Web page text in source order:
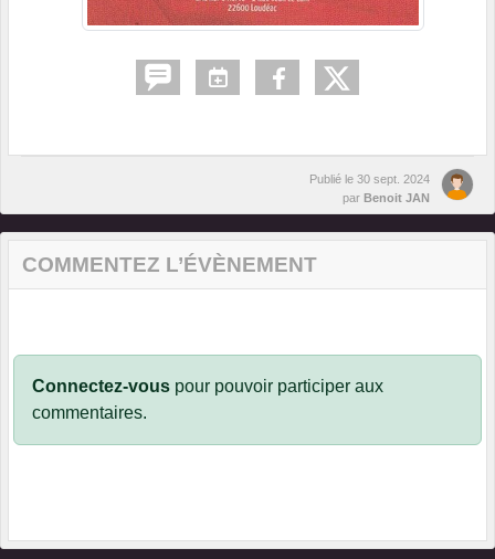
Publié le 30 sept. 2024
par Benoit JAN
COMMENTEZ L’ÉVÈNEMENT
Connectez-vous pour pouvoir participer aux
commentaires.